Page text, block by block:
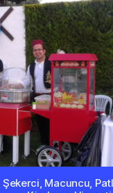
Macuncu,